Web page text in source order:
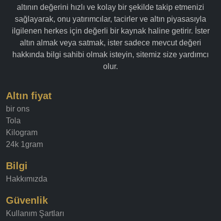
altının değerini hızlı ve kolay bir şekilde takip etmenizi
sağlayarak, onu yatırımcılar, tacirler ve altın piyasasıyla
ilgilenen herkes için değerli bir kaynak haline getirir. İster
altın almak veya satmak, ister sadece mevcut değeri
hakkında bilgi sahibi olmak isteyin, sitemiz size yardımcı
olur.
Altın fiyat
bir ons
Tola
Kilogram
24k 1gram
Bilgi
Hakkımızda
Güvenlik
Kullanım Şartları